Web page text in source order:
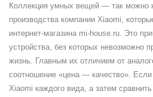
Коллекция умных вещей — так можно
производства компании Xiaomi,
интернет-магазина mi-house.ru. Это
устройства, без которых невозможно
жизнь. Главным их отличием от
соотношение «цена — качество».
Xiaomi каждого вида, а затем